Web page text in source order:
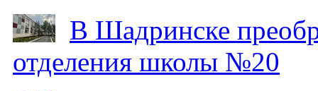
В Шадринске
отделения школы №20